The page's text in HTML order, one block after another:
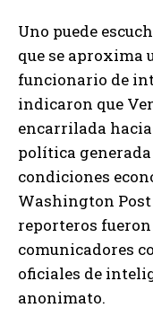
Uno puede
que se aproxima
funcionario de
indicaron que
encarrilada
política
condiciones
Washington Post
reporteros
comunicadores
oficiales de
anonimato.